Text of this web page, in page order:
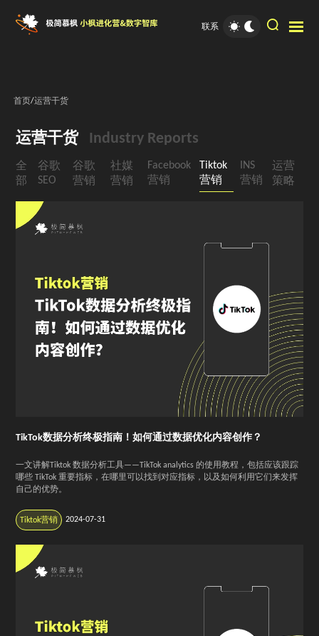
联系
首页/运营干货
运营干货 Industry Reports
全
部
谷歌
SEO
谷歌
营销
社媒
营销
Facebook
营销
Tiktok
营销
INS
营销
运营
策略
TikTok数据分析终极指南！如何通过数据优化内容创作？
一文讲解Tiktok 数据分析工具——TikTok analytics 的使用教程，包括应该跟踪
哪些 TikTok 重要指标，在哪里可以找到对应指标，以及如何利用它们来发挥
自己的优势。
Tiktok营销 2024-07-31